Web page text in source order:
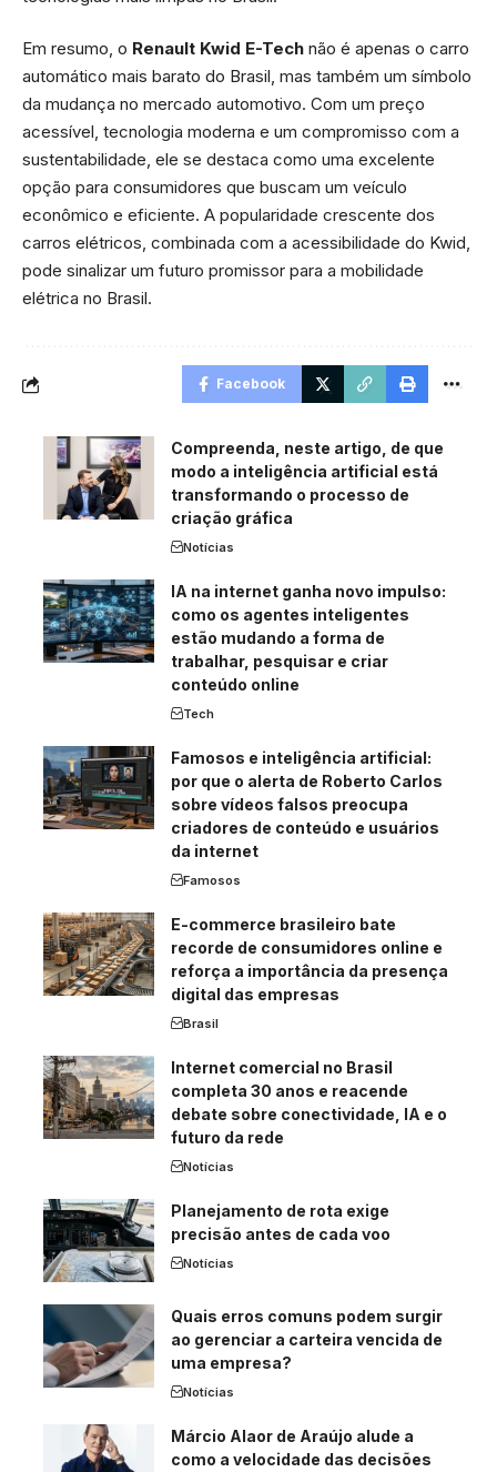
Em resumo, o Renault Kwid E-Tech não é apenas o carro
automático mais barato do Brasil, mas também um símbolo
da mudança no mercado automotivo. Com um preço
acessível, tecnologia moderna e um compromisso com a
sustentabilidade, ele se destaca como uma excelente
opção para consumidores que buscam um veículo
econômico e eficiente. A popularidade crescente dos
carros elétricos, combinada com a acessibilidade do Kwid,
pode sinalizar um futuro promissor para a mobilidade
elétrica no Brasil.
Facebook
Compreenda, neste artigo, de que
modo a inteligência artificial está
transformando o processo de
criação gráfica
Notícias
IA na internet ganha novo impulso:
como os agentes inteligentes
estão mudando a forma de
trabalhar, pesquisar e criar
conteúdo online
Tech
Famosos e inteligência artificial:
por que o alerta de Roberto Carlos
sobre vídeos falsos preocupa
criadores de conteúdo e usuários
da internet
Famosos
E-commerce brasileiro bate
recorde de consumidores online e
reforça a importância da presença
digital das empresas
Brasil
Internet comercial no Brasil
completa 30 anos e reacende
debate sobre conectividade, IA e o
futuro da rede
Notícias
Planejamento de rota exige
precisão antes de cada voo
Notícias
Quais erros comuns podem surgir
ao gerenciar a carteira vencida de
uma empresa?
Notícias
Márcio Alaor de Araújo alude a
como a velocidade das decisões